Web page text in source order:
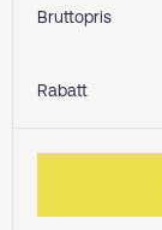
Bruttopris
Rabatt